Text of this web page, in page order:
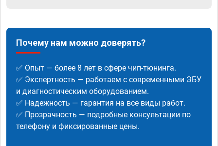
Почему нам можно доверять?
✅ Опыт — более 8 лет в сфере чип-тюнинга.
✅ Экспертность — работаем с современными ЭБУ
и диагностическим оборудованием.
✅ Надежность — гарантия на все виды работ.
✅ Прозрачность — подробные консультации по
телефону и фиксированные цены.